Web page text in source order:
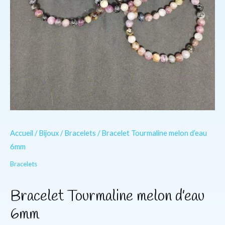
Accueil /Bijoux/Bracelets / Bracelet Tourmaline melon d’eau
6mm
Bracelets
Bracelet Tourmaline melon d’eau
6mm